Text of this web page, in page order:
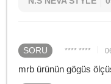
SORU **** ****
mrb ürünün gögüs